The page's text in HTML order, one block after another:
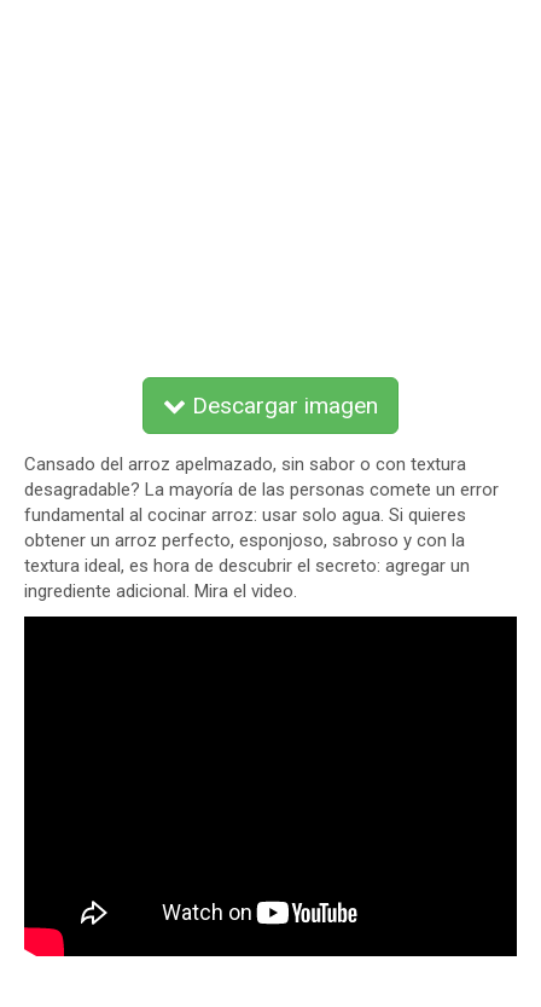
Descargar imagen
Cansado del arroz apelmazado, sin sabor o con textura
desagradable? La mayoría de las personas comete un error
fundamental al cocinar arroz: usar solo agua. Si quieres
obtener un arroz perfecto, esponjoso, sabroso y con la
textura ideal, es hora de descubrir el secreto: agregar un
ingrediente adicional. Mira el video.